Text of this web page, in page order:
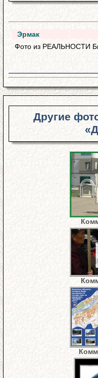
Эрмак
Фото из РЕАЛЬНОСТИ
Другие